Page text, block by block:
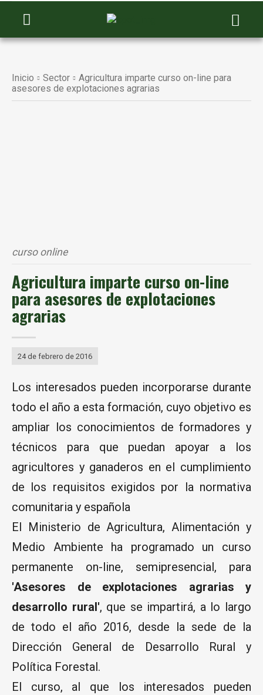
Inicio Sector
Agricultura imparte curso on-line para
asesores de explotaciones agrarias
curso online
Agricultura imparte curso on-line
para asesores de explotaciones
agrarias
24 de febrero de 2016
Los interesados pueden incorporarse durante
todo el año a esta formación, cuyo objetivo es
ampliar los conocimientos de formadores y
técnicos para que puedan apoyar a los
agricultores y ganaderos en el cumplimiento
de los requisitos exigidos por la normativa
comunitaria y española
El Ministerio de Agricultura, Alimentación y
Medio Ambiente ha programado un curso
permanente on-line, semipresencial, para
'Asesores de explotaciones agrarias y
desarrollo rural', que se impartirá, a lo largo
de todo el año 2016, desde la sede de la
Dirección General de Desarrollo Rural y
Política Forestal.
El curso, al que los interesados pueden